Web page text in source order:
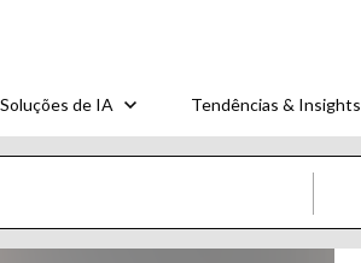
Soluções de IA Tendências & Insights